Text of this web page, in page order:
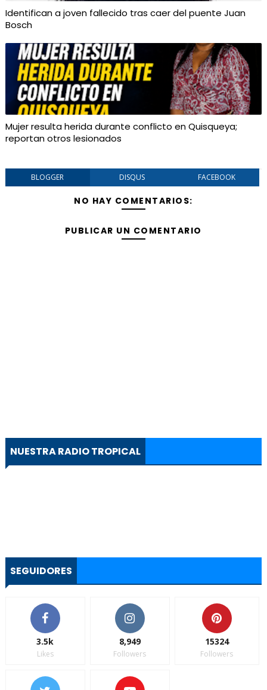
Identifican a joven fallecido tras caer del puente Juan
Bosch
Mujer resulta herida durante conflicto en Quisqueya;
reportan otros lesionados
BLOGGER DISQUS FACEBOOK
NO HAY COMENTARIOS:
PUBLICAR UN COMENTARIO
NUESTRA RADIO TROPICAL
SEGUIDORES
3.5k
Likes
8,949
Followers
15324
Followers